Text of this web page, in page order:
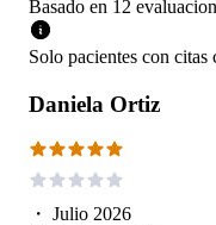
Basado en 12
Solo pacientes con citas
Daniela Ortiz
・ Julio 2026